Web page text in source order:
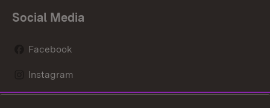
Social Media
Facebook
Instagram